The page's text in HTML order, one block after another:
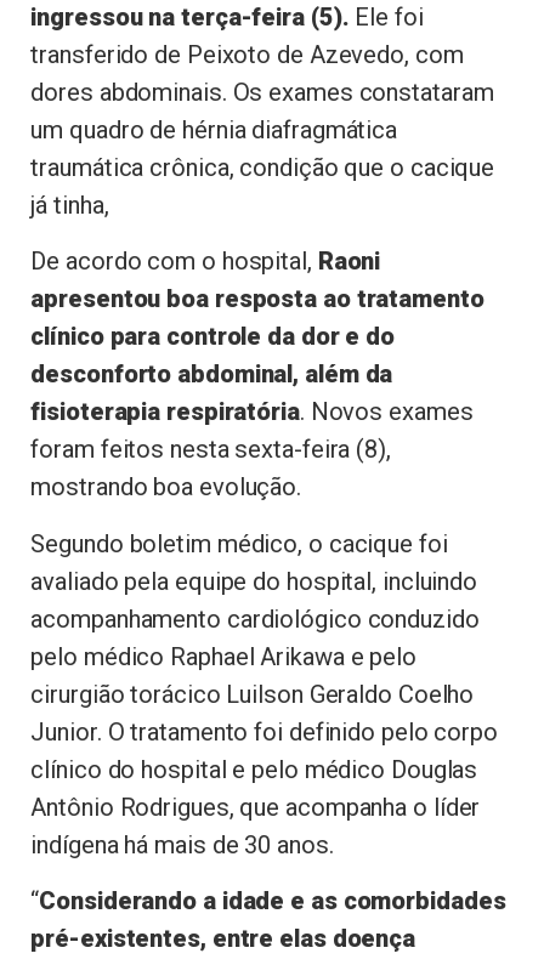
ingressou na terça-feira (5). Ele foi
transferido de Peixoto de Azevedo, com
dores abdominais. Os exames constataram
um quadro de hérnia diafragmática
traumática crônica, condição que o cacique
já tinha,
De acordo com o hospital, Raoni
apresentou boa resposta ao tratamento
clínico para controle da dor e do
desconforto abdominal, além da
fisioterapia respiratória. Novos exames
foram feitos nesta sexta-feira (8),
mostrando boa evolução.
Segundo boletim médico, o cacique foi
avaliado pela equipe do hospital, incluindo
acompanhamento cardiológico conduzido
pelo médico Raphael Arikawa e pelo
cirurgião torácico Luilson Geraldo Coelho
Junior. O tratamento foi definido pelo corpo
clínico do hospital e pelo médico Douglas
Antônio Rodrigues, que acompanha o líder
indígena há mais de 30 anos.
“Considerando a idade e as comorbidades
pré-existentes, entre elas doença